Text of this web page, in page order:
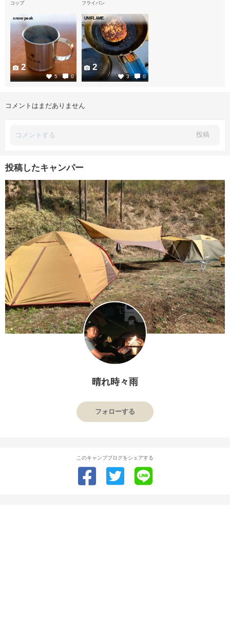
コップ
snow peak
5 0
2
フライパン
UNIFLAME
3 0
2
コメントはまだありません
投稿
投稿したキャンパー
晴れ時々雨
フォローする
このキャンプブログをシェアする